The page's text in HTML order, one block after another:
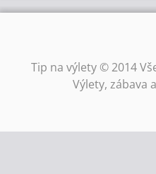
Tip na výlety © 2014
Výlety, zábava